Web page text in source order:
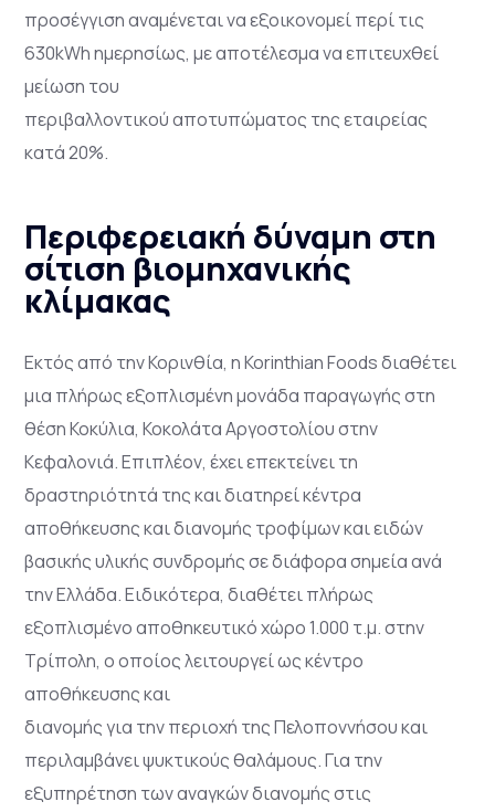
προσέγγιση αναμένεται να εξοικονομεί περί τις
630kWh ημερησίως, με αποτέλεσμα να επιτευχθεί
μείωση του
περιβαλλοντικού αποτυπώματος της εταιρείας
κατά 20%.
Περιφερειακή δύναμη στη
σίτιση βιομηχανικής
κλίμακας
Εκτός από την Κορινθία, η Korinthian Foods διαθέτει
μια πλήρως εξοπλισμένη μονάδα παραγωγής στη
θέση Κοκύλια, Κοκολάτα Αργοστολίου στην
Κεφαλονιά. Επιπλέον, έχει επεκτείνει τη
δραστηριότητά της και διατηρεί κέντρα
αποθήκευσης και διανομής τροφίμων και ειδών
βασικής υλικής συνδρομής σε διάφορα σημεία ανά
την Ελλάδα. Ειδικότερα, διαθέτει πλήρως
εξοπλισμένο αποθηκευτικό χώρο 1.000 τ.μ. στην
Τρίπολη, ο οποίος λειτουργεί ως κέντρο
αποθήκευσης και
διανομής για την περιοχή της Πελοποννήσου και
περιλαμβάνει ψυκτικούς θαλάμους. Για την
εξυπηρέτηση των αναγκών διανομής στις